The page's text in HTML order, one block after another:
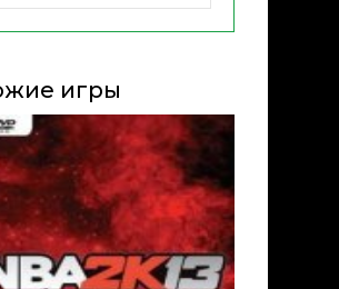
игры